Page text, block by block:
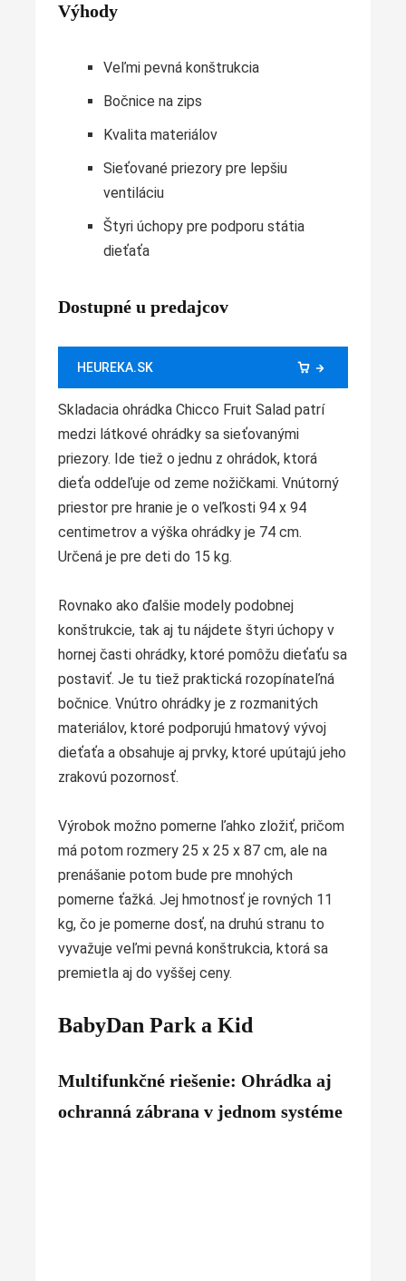
Výhody
Veľmi pevná konštrukcia
Bočnice na zips
Kvalita materiálov
Sieťované priezory pre lepšiu
ventiláciu
Štyri úchopy pre podporu státia
dieťaťa
Dostupné u predajcov
HEUREKA.SK
Skladacia ohrádka Chicco Fruit Salad patrí
medzi látkové ohrádky sa sieťovanými
priezory. Ide tiež o jednu z ohrádok, ktorá
dieťa oddeľuje od zeme nožičkami. Vnútorný
priestor pre hranie je o veľkosti 94 x 94
centimetrov a výška ohrádky je 74 cm.
Určená je pre deti do 15 kg.
Rovnako ako ďalšie modely podobnej
konštrukcie, tak aj tu nájdete štyri úchopy v
hornej časti ohrádky, ktoré pomôžu dieťaťu sa
postaviť. Je tu tiež praktická rozopínateľná
bočnice. Vnútro ohrádky je z rozmanitých
materiálov, ktoré podporujú hmatový vývoj
dieťaťa a obsahuje aj prvky, ktoré upútajú jeho
zrakovú pozornosť.
Výrobok možno pomerne ľahko zložiť, pričom
má potom rozmery 25 x 25 x 87 cm, ale na
prenášanie potom bude pre mnohých
pomerne ťažká. Jej hmotnosť je rovných 11
kg, čo je pomerne dosť, na druhú stranu to
vyvažuje veľmi pevná konštrukcia, ktorá sa
premietla aj do vyššej ceny.
BabyDan Park a Kid
Multifunkčné riešenie: Ohrádka aj
ochranná zábrana v jednom systéme